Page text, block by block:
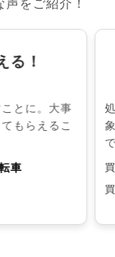
をご紹介！
る！
とに。大事
もらえるこ
車